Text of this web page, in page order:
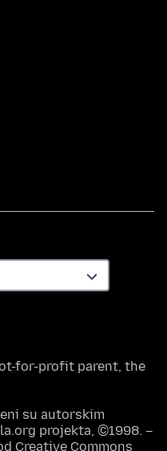
for-profit parent, the
su autorskim
projekta, ©1998. –
Creative Commons